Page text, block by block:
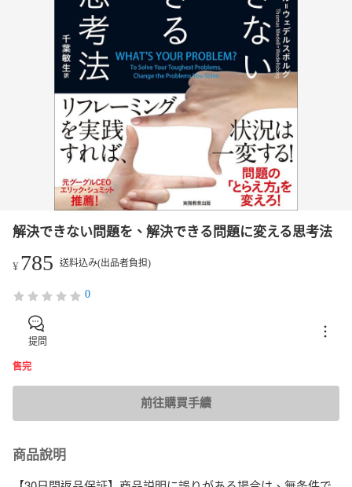
解決できない問題を、解決できる問題に変える思考法
¥785 送料込み(出品者負担)
0
提問
售完
前往購買手續
商品說明